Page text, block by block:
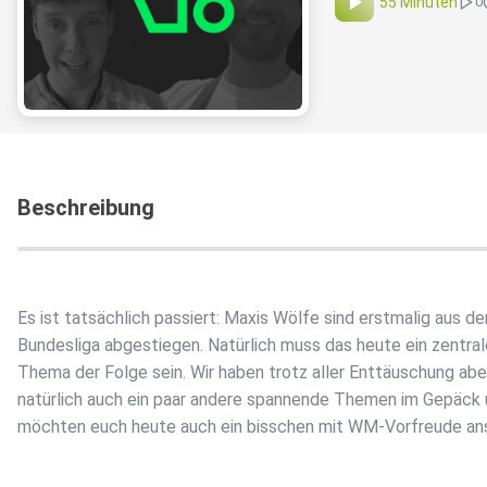
Beschreibung
Es ist tatsächlich passiert: Maxis Wölfe sind erstmalig aus
Bundesliga abgestiegen. Natürlich muss das heute ein
Thema der Folge sein. Wir haben trotz aller Enttäuschung
natürlich auch ein paar andere spannende Themen im Gepäck
möchten euch heute auch ein bisschen mit WM-Vorfreude